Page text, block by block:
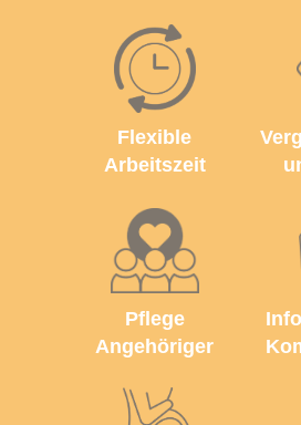
Flexible
Arbeitszeit
Pflege
Angehöriger